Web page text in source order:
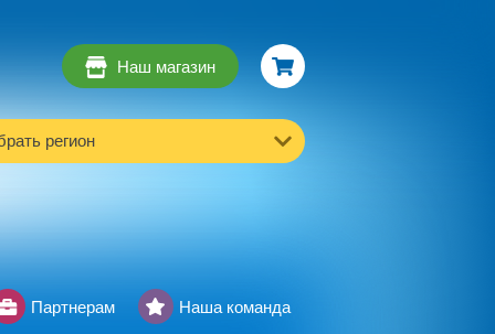
Наш магазин
регион
Партнерам Наша команда